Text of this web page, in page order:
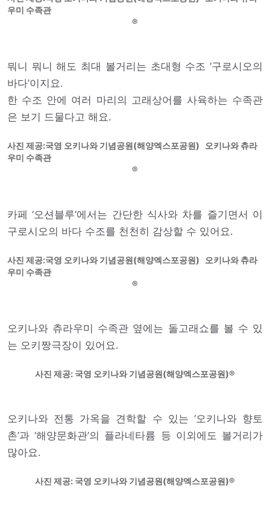
우미 수족관
뭐니 뭐니 해도 최대 볼거리는 초대형 수조 ‘구로시오의
바다’이지요.
한 수조 안에 여러 마리의 고래상어를 사육하는 수족관
은 보기 드물다고 해요.
사진 제공:국영 오키나와 기념공원(해양엑스포공원) 오키나와 츄라
우미 수족관
카페 ‘오션블루’에서는 간단한 식사와 차를 즐기면서 이
구로시오의 바다 수조를 천천히 감상할 수 있어요.
사진 제공:국영 오키나와 기념공원(해양엑스포공원) 오키나와 츄라
우미 수족관
오키나와 츄라우미 수족관 옆에는 돌고래쇼를 볼 수 있
는 오키짱극장이 있어요.
사진 제공: 국영 오키나와 기념공원(해양엑스포공원)
오키나와 전통 가옥을 견학할 수 있는 ‘오키나와 향토
촌’과 ‘해양문화관’의 플라네타륨 등 이외에도 볼거리가
많아요.
사진 제공: 국영 오키나와 기념공원(해양엑스포공원)